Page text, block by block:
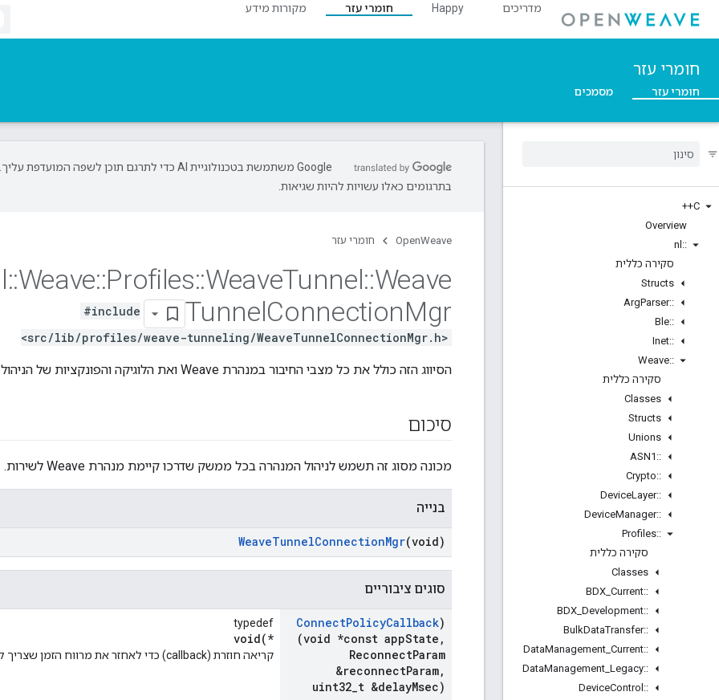
מדריכים Happy חומרי עזר
מקורות מידע
חומרי עזר
חומרי עזר מסמכים
C++
Overview
::
nl
סקירה כללית
Structs
::
ArgParser
::
Ble
::
Inet
::
Weave
סקירה כללית
Classes
Structs
Unions
::
ASN1
::
Crypto
::
DeviceLayer
::
DeviceManager
::
Profiles
סקירה כללית
Classes
::
BDX Current
::
BDX Development
::
BulkDataTransfer
::
DataManagement Current
::
DataManagement Legacy
::
DeviceControl
‫Google משתמשת בטכנולוגיית AI כדי לתרגם תוכן לשפה המועדפת עליך.
בתרגומים כאלו עשויות להיות שגיאות.
OpenWeave חומרי עזר
::Weave::Profiles::WeaveTunnel::Weave
TunnelConnectionMgr
#include
<src/lib/profiles/weave-tunneling/WeaveTunnelConnectionMgr.h>
הסיווג הזה כולל את כל מצבי החיבור במנהרת Weave ואת הלוגיקה והפונקציות של הניהול.
סיכום
מכונה מסוג זה תשמש לניהול המנהרה בכל ממשק שדרכו קיימת מנהרת Weave לשירות.
בנייה
WeaveTunnelConnectionMgr(void)
סוגים ציבוריים
ConnectPolicyCallback)
(void *const appState ,
ReconnectParam
&reconnectParam,
uint32 t &delayMsec)
typedef
void(*
קריאה חוזרת (callback) כדי לאחזר את מרווח הזמן שצריך להמתין לפני חיבור מחדש של המנהרה הבאה.